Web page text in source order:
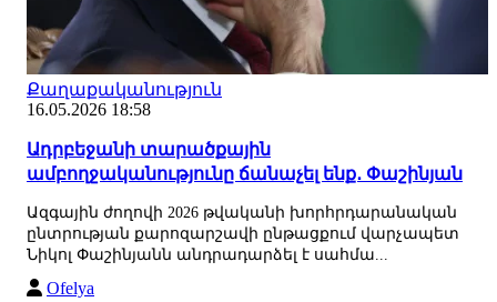
Քաղաքականություն
16.05.2026 18:58
Ադրբեջանի տարածքային
ամբողջականությունը ճանաչել ենք․ Փաշինյան
Ազգային ժողովի 2026 թվականի խորհրդարանական
ընտրության քարոզարշավի ընթացքում վարչապետ
Նիկոլ Փաշինյանն անդրադարձել է սահմա...
Ofelya